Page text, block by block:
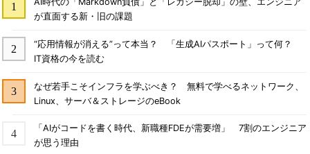
が直面する新・旧の課題
“応用情報が消える”って本当？ 「生成AIパスポート」って何？
IT資格の今を読む
なぜ若手こそインフラを学ぶべき？ 無料で学べるネットワーク、
Linux、サーバ＆ストレージのeBook
「AIがコードを書く時代、新職種FDEが需要増」 7割のエンジニア
が思う理由